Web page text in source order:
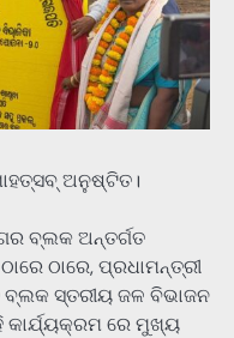
ଅନୁଷ୍ଟିତ।
ବ୍ଲକ ଅନ୍ତର୍ଗତ
ଠାରେ, ପ୍ରଧାମନ୍ତ୍ରୀ
ବ୍ଲକ ସ୍ତରୀୟ ଜଳ ବିଭାଜନ
ରେ ମୁଖ୍ୟ